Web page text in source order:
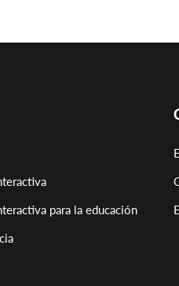
para la educación